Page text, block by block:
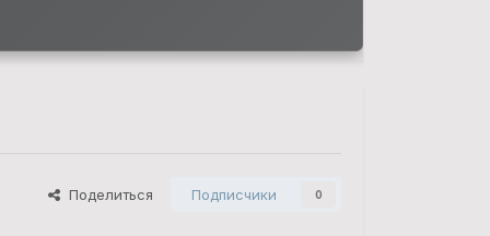
Поделиться Подписчики 0